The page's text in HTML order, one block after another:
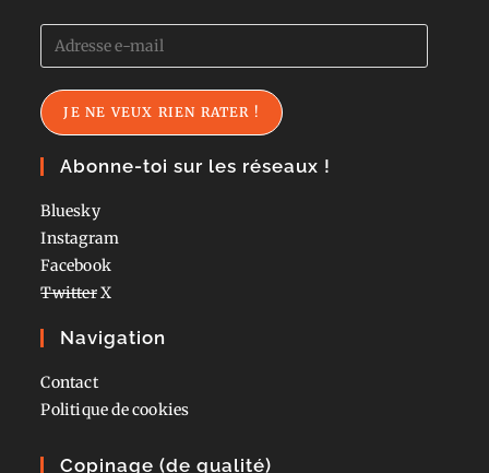
Adresse
e-
mail
JE NE VEUX RIEN RATER !
Abonne-toi sur les réseaux !
Bluesky
Instagram
Facebook
TwitterX
Navigation
Contact
Politique de cookies
Copinage (de qualité)